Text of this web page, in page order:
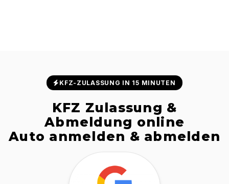
KFZ-ZULASSUNG IN 15 MINUTEN
KFZ Zulassung &
Abmeldung online
Auto anmelden & abmelden